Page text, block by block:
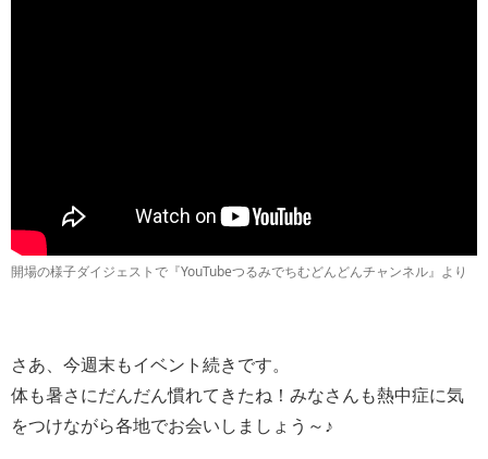
開場の様子ダイジェストで『YouTubeつるみでちむどんどんチャンネル』より
さあ、今週末もイベント続きです。
体も暑さにだんだん慣れてきたね！みなさんも熱中症に気
をつけながら各地でお会いしましょう～♪